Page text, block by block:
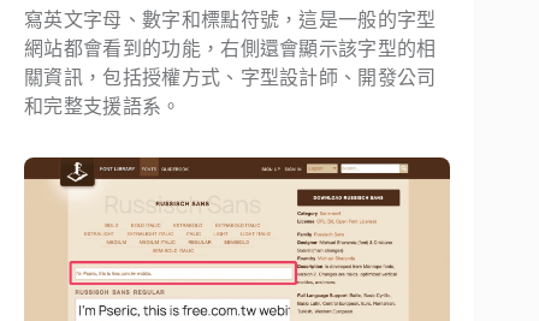
寫英文字母、數字和標點符號，這是一般的字型
網站都會看到的功能，右側還會顯示該字型的相
關資訊，包括授權方式、字型設計師、開發公司
和完整支援語系。